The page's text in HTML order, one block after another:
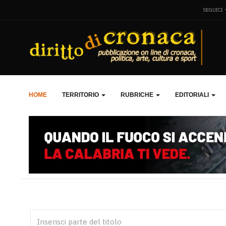
SEGUICI
HOME TERRITORIO RUBRICHE EDITORIALI